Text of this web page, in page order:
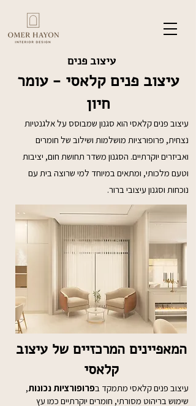
עיצוב פנים
עיצוב פנים קלאסי - עומר
חיון
עיצוב פנים קלאסי הוא סגנון שמבוסס על אלגנטיות
נצחית, פרופורציות מושלמות ושילוב של חומרים
ואביזרים יוקרתיים. הסגנון משדר תחושת חום, יציבות
וטעם מלכותי, ומתאים במיוחד למי שרוצה בית עם
נוכחות וסגנון עיצובי ברור.
המאפיינים המרכזיים של עיצוב
קלאסי
עיצוב פנים קלאסי מתמקד בפרופורציות נכונות,
שימוש בריהוט מסורתי, חומרים יוקרתיים כמו עץ